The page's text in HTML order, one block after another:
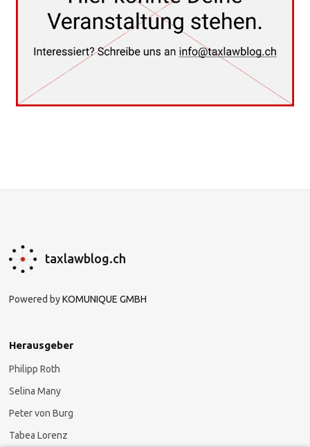
taxlawblog.ch
Powered byKOMUNIQUE GMBH
Herausgeber
Philipp Roth
Selina Many
Peter von Burg
Tabea Lorenz